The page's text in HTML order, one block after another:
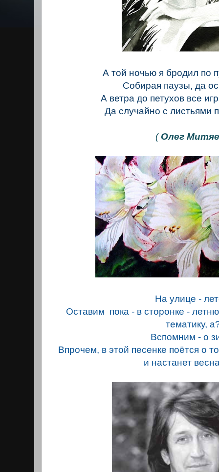
А той ночью я бродил по
Собирая паузы, да
А ветра до петухов все
Да случайно с листьями
(Олег
На улице -
Оставим пока - в сторонке -
тематику,
Вспомним - о
Впрочем, в этой песенке поётся о
и настанет